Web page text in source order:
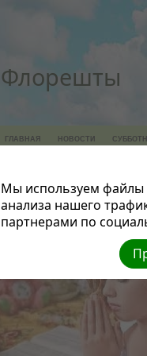
Флорешты
ГЛАВНАЯ НОВОСТИ
БЕСЕДА С
Мы используем файлы
анализа нашего
партнерами по